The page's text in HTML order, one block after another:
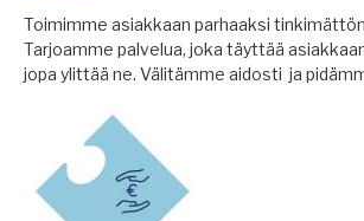
Toimimme asiakkaan parhaaksi
Tarjoamme palvelua, joka täyttää
jopa ylittää ne. Välitämme aidosti ja